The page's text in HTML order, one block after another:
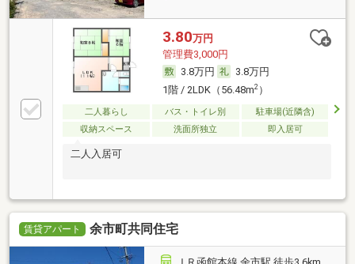
3.80万円
管理費3,000円
3.8万円
3.8万円
1階 / 2LDK（56.48m2）
二人暮らし バス・トイレ別
駐車場(近隣含)
収納スペース
洗面所独立 即入居可
二人入居可
賃貸アパート 余市町共同住宅